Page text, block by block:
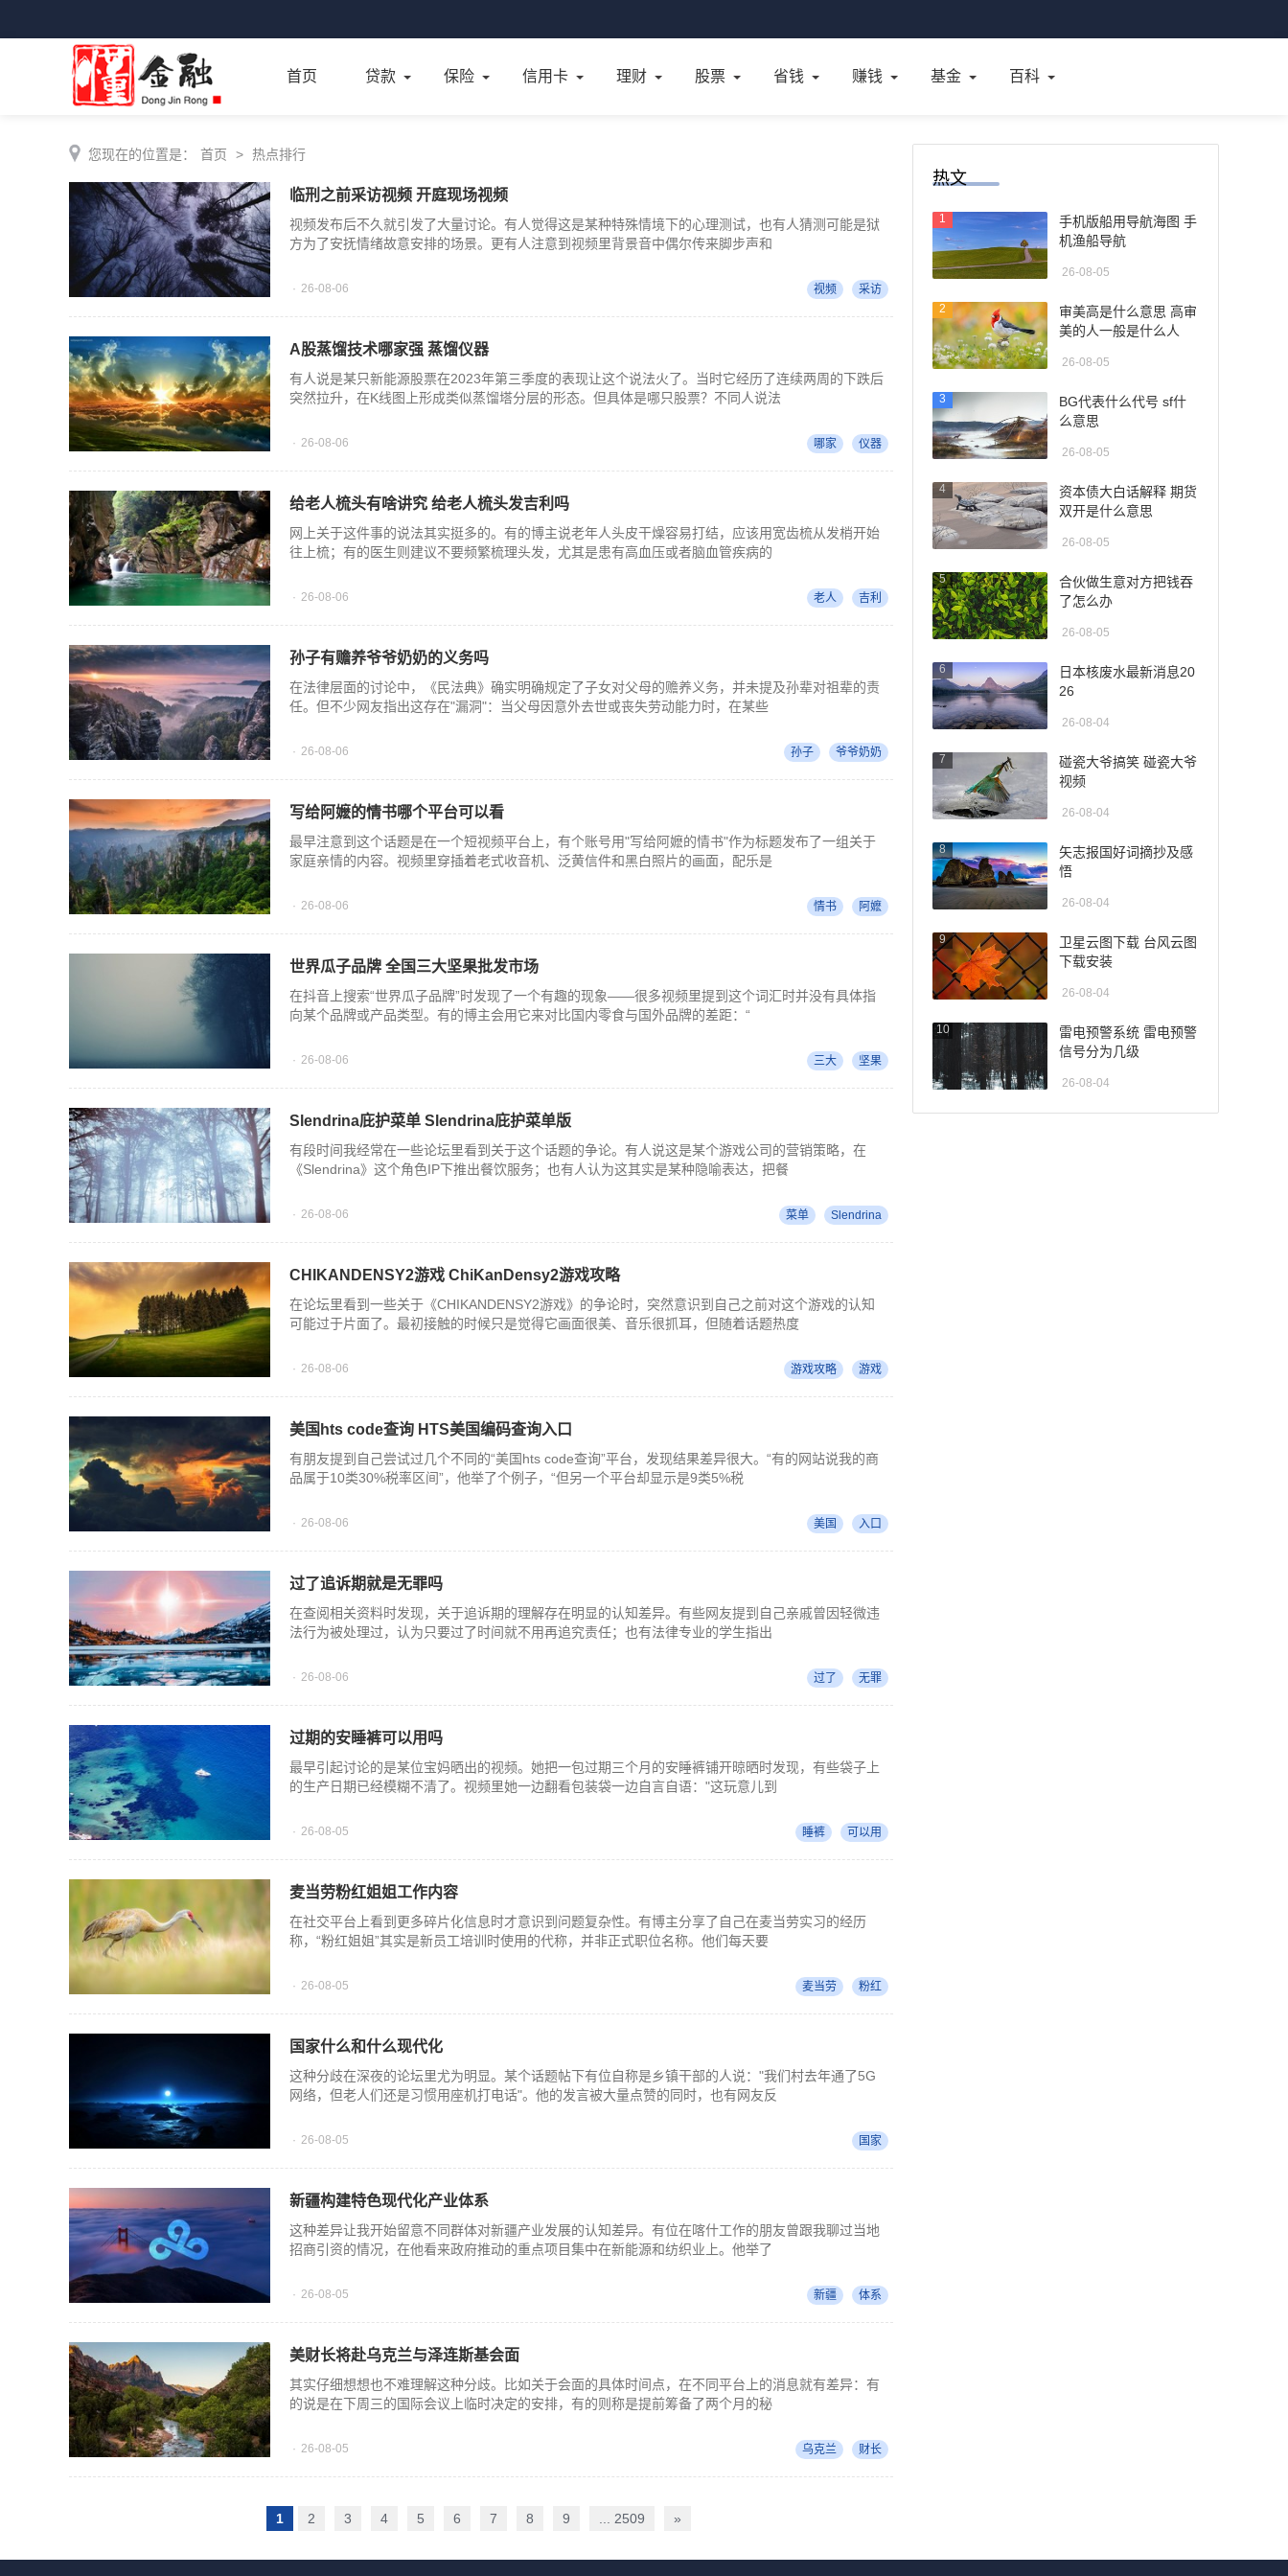
首页 贷款 保险 信用卡 理财 股票 省钱 赚钱 基金 百科
您现在的位置是： 首页 > 热点排行
临刑之前采访视频 开庭现场视频
视频发布后不久就引发了大量讨论。有人觉得这是某种特殊情境下的心理测试，也有人猜测可能是狱
方为了安抚情绪故意安排的场景。更有人注意到视频里背景音中偶尔传来脚步声和
26-08-06 视频 采访
A股蒸馏技术哪家强 蒸馏仪器
有人说是某只新能源股票在2023年第三季度的表现让这个说法火了。当时它经历了连续两周的下跌后
突然拉升，在K线图上形成类似蒸馏塔分层的形态。但具体是哪只股票？不同人说法
26-08-06 哪家 仪器
给老人梳头有啥讲究 给老人梳头发吉利吗
网上关于这件事的说法其实挺多的。有的博主说老年人头皮干燥容易打结，应该用宽齿梳从发梢开始
往上梳；有的医生则建议不要频繁梳理头发，尤其是患有高血压或者脑血管疾病的
26-08-06 老人 吉利
孙子有赡养爷爷奶奶的义务吗
在法律层面的讨论中，《民法典》确实明确规定了子女对父母的赡养义务，并未提及孙辈对祖辈的责
任。但不少网友指出这存在"漏洞"：当父母因意外去世或丧失劳动能力时，在某些
26-08-06 孙子 爷爷奶奶
写给阿嬷的情书哪个平台可以看
最早注意到这个话题是在一个短视频平台上，有个账号用"写给阿嬷的情书"作为标题发布了一组关于
家庭亲情的内容。视频里穿插着老式收音机、泛黄信件和黑白照片的画面，配乐是
26-08-06 情书 阿嬷
世界瓜子品牌 全国三大坚果批发市场
在抖音上搜索“世界瓜子品牌”时发现了一个有趣的现象——很多视频里提到这个词汇时并没有具体指
向某个品牌或产品类型。有的博主会用它来对比国内零食与国外品牌的差距：“
26-08-06 三大 坚果
Slendrina庇护菜单 Slendrina庇护菜单版
有段时间我经常在一些论坛里看到关于这个话题的争论。有人说这是某个游戏公司的营销策略，在
《Slendrina》这个角色IP下推出餐饮服务；也有人认为这其实是某种隐喻表达，把餐
26-08-06 菜单 Slendrina
CHIKANDENSY2游戏 ChiKanDensy2游戏攻略
在论坛里看到一些关于《CHIKANDENSY2游戏》的争论时，突然意识到自己之前对这个游戏的认知
可能过于片面了。最初接触的时候只是觉得它画面很美、音乐很抓耳，但随着话题热度
26-08-06 游戏攻略 游戏
美国hts code查询 HTS美国编码查询入口
有朋友提到自己尝试过几个不同的“美国hts code查询”平台，发现结果差异很大。“有的网站说我的商
品属于10类30%税率区间”，他举了个例子，“但另一个平台却显示是9类5%税
26-08-06 美国 入口
过了追诉期就是无罪吗
在查阅相关资料时发现，关于追诉期的理解存在明显的认知差异。有些网友提到自己亲戚曾因轻微违
法行为被处理过，认为只要过了时间就不用再追究责任；也有法律专业的学生指出
26-08-06 过了 无罪
过期的安睡裤可以用吗
最早引起讨论的是某位宝妈晒出的视频。她把一包过期三个月的安睡裤铺开晾晒时发现，有些袋子上
的生产日期已经模糊不清了。视频里她一边翻看包装袋一边自言自语："这玩意儿到
26-08-05 睡裤 可以用
麦当劳粉红姐姐工作内容
在社交平台上看到更多碎片化信息时才意识到问题复杂性。有博主分享了自己在麦当劳实习的经历
称，“粉红姐姐”其实是新员工培训时使用的代称，并非正式职位名称。他们每天要
26-08-05 麦当劳 粉红
国家什么和什么现代化
这种分歧在深夜的论坛里尤为明显。某个话题帖下有位自称是乡镇干部的人说："我们村去年通了5G
网络，但老人们还是习惯用座机打电话"。他的发言被大量点赞的同时，也有网友反
26-08-05 国家
新疆构建特色现代化产业体系
这种差异让我开始留意不同群体对新疆产业发展的认知差异。有位在喀什工作的朋友曾跟我聊过当地
招商引资的情况，在他看来政府推动的重点项目集中在新能源和纺织业上。他举了
26-08-05 新疆 体系
美财长将赴乌克兰与泽连斯基会面
其实仔细想想也不难理解这种分歧。比如关于会面的具体时间点，在不同平台上的消息就有差异：有
的说是在下周三的国际会议上临时决定的安排，有的则称是提前筹备了两个月的秘
26-08-05 乌克兰 财长
1 2 3 4 5 6 7 8 9 ... 2509 »
热文
1
手机版船用导航海图 手
机渔船导航
26-08-05
2
审美高是什么意思 高审
美的人一般是什么人
26-08-05
3
BG代表什么代号 sf什
么意思
26-08-05
4
资本债大白话解释 期货
双开是什么意思
26-08-05
5
合伙做生意对方把钱吞
了怎么办
26-08-05
6
日本核废水最新消息20
26
26-08-04
7
碰瓷大爷搞笑 碰瓷大爷
视频
26-08-04
8
矢志报国好词摘抄及感
悟
26-08-04
9
卫星云图下载 台风云图
下载安装
26-08-04
10
雷电预警系统 雷电预警
信号分为几级
26-08-04